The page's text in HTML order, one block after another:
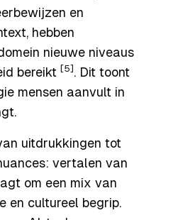
en
hebben
nieuwe niveaus
bereikt [5] . Dit toont
mensen aanvult in
uitdrukkingen tot
vertalen van
om een mix van
en cultureel begrip.